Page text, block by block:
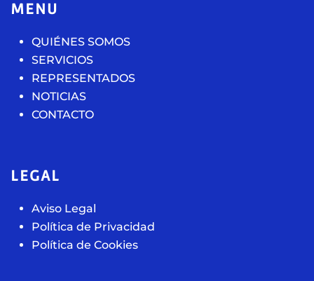
MENU
QUIÉNES SOMOS
SERVICIOS
REPRESENTADOS
NOTICIAS
CONTACTO
LEGAL
Aviso Legal
Política de Privacidad
Política de Cookies